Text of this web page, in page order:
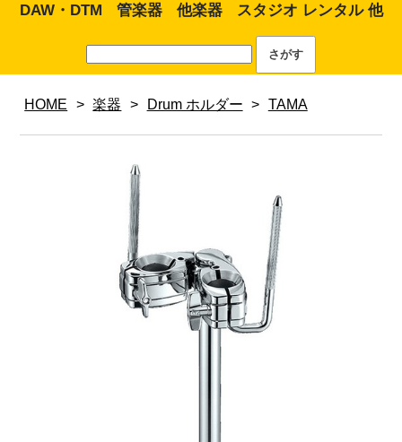
DAW・DTM 管楽器 他楽器 スタジオ レンタル 他
HOME > 楽器 > Drum ホルダー > TAMA